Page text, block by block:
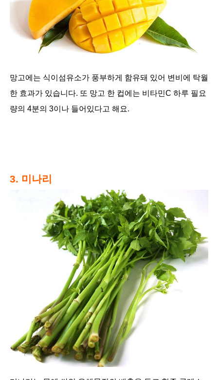
망고에는 식이섬유소가 풍부하게 함유돼 있어 변비에 탁월
한 효과가 있습니다. 또 망고 한 컵에는 비타민C 하루 필요
량의 4분의 3이나 들어있다고 해요.
3. 미나리